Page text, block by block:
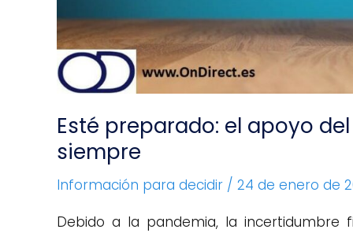
Esté preparado: el apoyo
siempre
Información para decidir / 24 de enero de
Debido a la pandemia, la